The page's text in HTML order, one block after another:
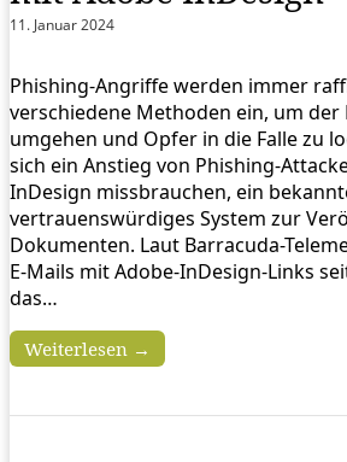
11. Januar 2024
Phishing-Angriffe werden immer
verschiedene Methoden ein, um der
umgehen und Opfer in die Falle zu
sich ein Anstieg von Phishing-
InDesign missbrauchen, ein
vertrauenswürdiges System zur
Dokumenten. Laut Barracuda-
E-Mails mit Adobe-InDesign-Links
das…
Weiterlesen →